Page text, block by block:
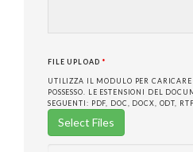
FILE UPLOAD *
Select Files
UTILIZZA IL MODULO PER
POSSESSO. LE ESTENSIONI DEL
SEGUENTI: PDF, DOC, DOCX, ODT,